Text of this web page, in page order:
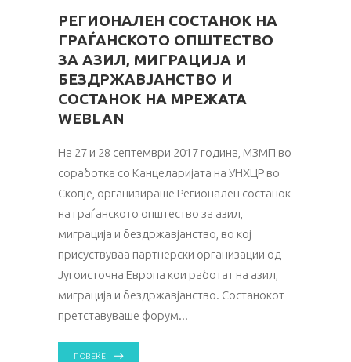
РЕГИОНАЛЕН СОСТАНОК НА
ГРАЃАНСКОТО ОПШТЕСТВО
ЗА АЗИЛ, МИГРАЦИЈА И
БЕЗДРЖАВЈАНСТВО И
СОСТАНОК НА МРЕЖАТА
WEBLAN
На 27 и 28 септември 2017 година, МЗМП во
соработка со Канцеларијата на УНХЦР во
Скопје, организираше Регионален состанок
на граѓанското општество за азил,
миграција и бездржавјанство, во кој
присуствуваа партнерски организации од
Југоисточна Европа кои работат на азил,
миграција и бездржавјанство. Состанокот
претставуваше форум
ПОВЕЌЕ